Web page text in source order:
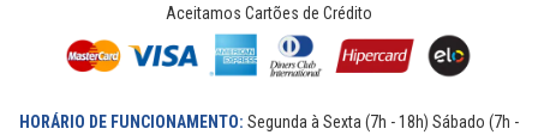
Aceitamos Cartões de Crédito
HORÁRIO DE FUNCIONAMENTO: Segunda à Sexta (7h - 18h) Sábado (7h -